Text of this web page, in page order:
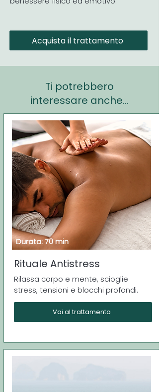
Acquista il trattamento
Ti potrebbero
interessare anche...
Durata: 70 min
Rituale Antistress
Rilassa corpo e mente, scioglie
stress, tensioni e blocchi profondi.
Vai al trattamento